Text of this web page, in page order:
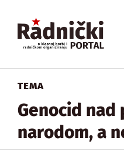
TEMA
Genocid
narodom, a